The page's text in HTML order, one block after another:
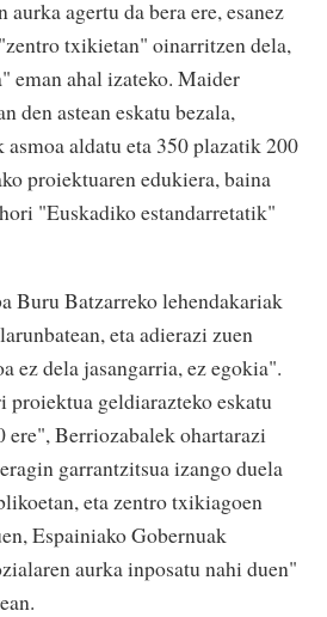
agertu da bera ere, esanez
txikietan" oinarritzen dela,
eman ahal izateko. Maider
den astean eskatu bezala,
aldatu eta 350 plazatik 200
proiektuaren edukiera, baina
"Euskadiko estandarretatik"
Buru Batzarreko lehendakariak
eta adierazi zuen
ez dela jasangarria, ez egokia".
proiektua geldiarazteko eskatu
ere", Berriozabalek ohartarazi
garrantzitsua izango duela
eta zentro txikiagoen
Espainiako Gobernuak
aurka inposatu nahi duen"